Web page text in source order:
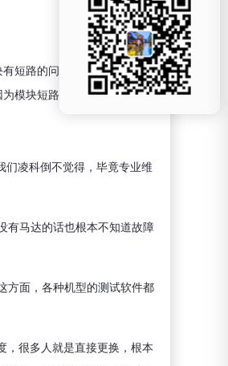
短路的问题。因为这个伺服
模块短路的故障。
们凌科倒不觉得，毕竟专业维
有马达的话也根本不知道故障
方面，各种机型的测试软件都
，很多人就是直接更换，根本